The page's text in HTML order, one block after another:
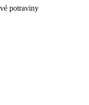
potraviny